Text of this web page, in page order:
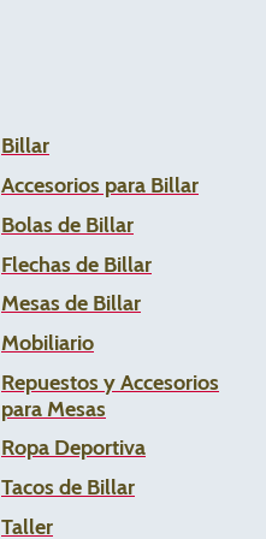
Billar
Accesorios para Billar
Bolas de Billar
Flechas de Billar
Mesas de Billar
Mobiliario
Repuestos y Accesorios
para Mesas
Ropa Deportiva
Tacos de Billar
Taller